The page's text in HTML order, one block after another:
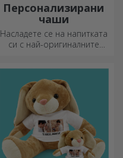
Персонализирани
чаши
Насладете се на напитката
си с най-оригиналните